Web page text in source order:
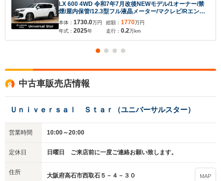
LX 600 4WD 令和7年7月改後NEWモデル/1オーナー/禁
煙/屋内保管/12.3型フル液晶メーター/マクレビ/Rエンタ
ー/モデリスタエアロ/OP22inホイール/パノラマビューカ
メラ/ワイヤレス充電/本革/SR/デジタルミラー/Pバックド
ア/ETC2.0
本体： 1730.0万円
年式： 2025年
総額： 1770万円
走行： 0.2万km
中古車販売店情報
Ｕｎｉｖｅｒｓａｌ Ｓｔａｒ（ユニバーサルスター）
営業時間 10:00～20:00
定休日 日曜日 ご来店前に一度ご連絡お願い致します。
住所 大阪府高石市西取石５－４－３０ MAP